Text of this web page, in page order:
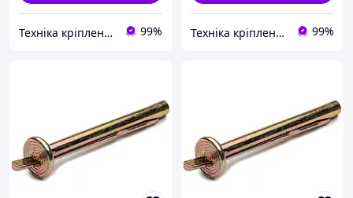
Техніка кріплення "Метрекс Київ" 99% Техніка кріплення "Метрекс Київ" 99%